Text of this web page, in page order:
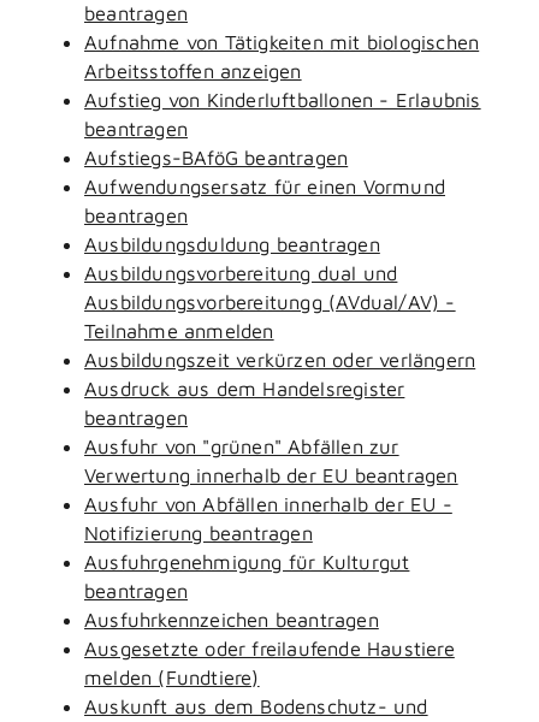
beantragen
Aufnahme von Tätigkeiten mit biologischen
Arbeitsstoffen anzeigen
Aufstieg von Kinderluftballonen - Erlaubnis
beantragen
Aufstiegs-BAföG beantragen
Aufwendungsersatz für einen Vormund
beantragen
Ausbildungsduldung beantragen
Ausbildungsvorbereitung dual und
Ausbildungsvorbereitungg (AVdual/AV) -
Teilnahme anmelden
Ausbildungszeit verkürzen oder verlängern
Ausdruck aus dem Handelsregister
beantragen
Ausfuhr von "grünen" Abfällen zur
Verwertung innerhalb der EU beantragen
Ausfuhr von Abfällen innerhalb der EU -
Notifizierung beantragen
Ausfuhrgenehmigung für Kulturgut
beantragen
Ausfuhrkennzeichen beantragen
Ausgesetzte oder freilaufende Haustiere
melden (Fundtiere)
Auskunft aus dem Bodenschutz- und